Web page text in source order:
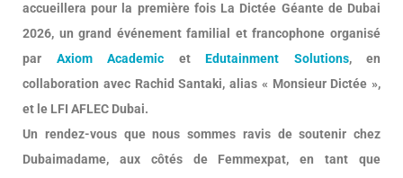
accueillera pour la première fois La Dictée Géante de Dubai
2026, un grand événement familial et francophone organisé
par Axiom Academic et Edutainment Solutions, en
collaboration avec Rachid Santaki, alias « Monsieur Dictée »,
et le LFI AFLEC Dubai.
Un rendez-vous que nous sommes ravis de soutenir chez
Dubaimadame, aux côtés de Femmexpat, en tant que